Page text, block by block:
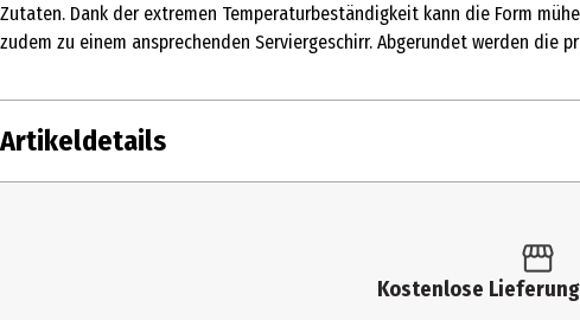
Zutaten. Dank der extremen Temperaturbeständigkeit kann die Form
zudem zu einem ansprechenden Serviergeschirr. Abgerundet werden die
Artikeldetails
Kostenlose